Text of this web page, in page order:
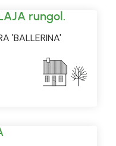
rungol.
'BALLERINA'